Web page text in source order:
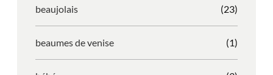
beaujolais (23)
beaumes de venise (1)